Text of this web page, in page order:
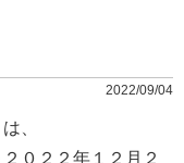
2022/09/04
、
０２２年１２月２